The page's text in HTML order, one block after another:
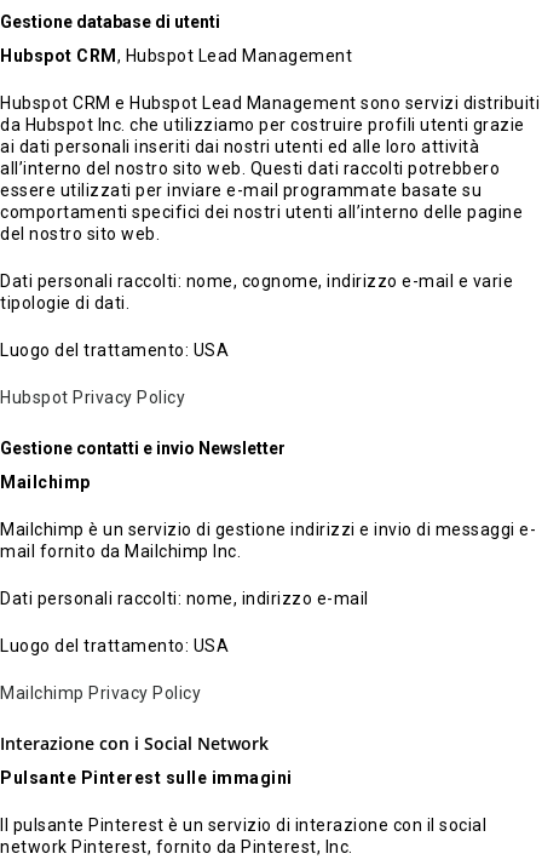
Gestione database di utenti
Hubspot CRM , Hubspot Lead Management
Hubspot CRM e Hubspot Lead Management sono servizi distribuiti
da Hubspot Inc. che utilizziamo per costruire profili utenti grazie
ai dati personali inseriti dai nostri utenti ed alle loro attività
all’interno del nostro sito web. Questi dati raccolti potrebbero
essere utilizzati per inviare e-mail programmate basate su
comportamenti specifici dei nostri utenti all’interno delle pagine
del nostro sito web.
Dati personali raccolti: nome, cognome, indirizzo e-mail e varie
tipologie di dati.
Luogo del trattamento: USA
Hubspot Privacy Policy
Gestione contatti e invio Newsletter
Mailchimp
Mailchimp è un servizio di gestione indirizzi e invio di messaggi e-
mail fornito da Mailchimp Inc.
Dati personali raccolti: nome, indirizzo e-mail
Luogo del trattamento: USA
Mailchimp Privacy Policy
Interazione con i Social Network
Pulsante Pinterest sulle immagini
Il pulsante Pinterest è un servizio di interazione con il social
network Pinterest, fornito da Pinterest, Inc.